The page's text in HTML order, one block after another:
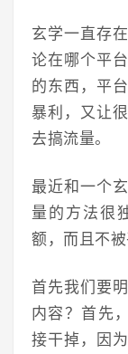
玄学一直存
论在哪个平
的东西，平
暴利，又让
去搞流量。
最近和一个
量的方法很
额，而且不被
首先我们要
内容？首先
接干掉，因